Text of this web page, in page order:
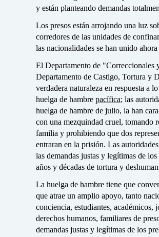
y están planteando demandas
Los presos están arrojando una luz
corredores de las unidades de
las nacionalidades se han unido
El Departamento de "Correccionales
Departamento de Castigo, Tortura y
verdadera naturaleza en respuesta a
huelga de hambre pacífica; las
huelga de hambre de julio, la han
con una mezquindad cruel, tomando
familia y prohibiendo que dos
entraran en la prisión. Las
las demandas justas y legítimas de
años y décadas de tortura y
La huelga de hambre tiene que
que atrae un amplio apoyo, tanto
conciencia, estudiantes, académicos,
derechos humanos, familiares de
demandas justas y legítimas de los